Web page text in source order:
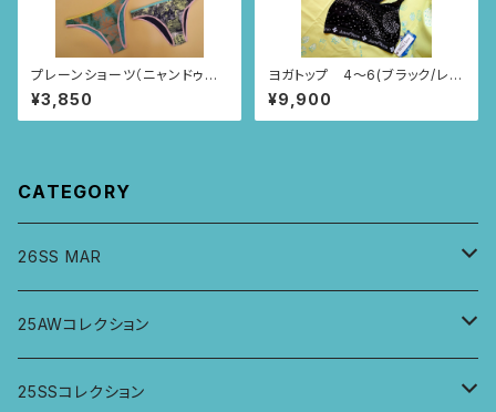
プレーンショーツ（ニャンドゥテ
ィの風景柄）37〜42
¥3,850
ヨガトップ 4〜6(ブラック/レー
ス・レース・波柄)
¥9,900
CATEGORY
26SS MAR
トップス
ジャケット、羽織
25AWコレクション
トップス
25SSコレクション